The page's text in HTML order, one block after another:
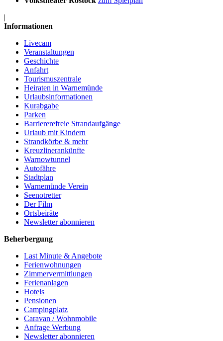
|
Informationen
Livecam
Veranstaltungen
Geschichte
Anfahrt
Tourismuszentrale
Heiraten in Warnemünde
Urlaubsinformationen
Kurabgabe
Parken
Barriererefreie Strandaufgänge
Urlaub mit Kindern
Strandkörbe & mehr
Kreuzlinerankünfte
Warnowtunnel
Autofähre
Stadtplan
Warnemünde Verein
Seenotretter
Der Film
Ortsbeiräte
Newsletter abonnieren
Beherbergung
Last Minute & Angebote
Ferienwohnungen
Zimmervermittlungen
Ferienanlagen
Hotels
Pensionen
Campingplatz
Caravan / Wohnmobile
Anfrage Werbung
Newsletter abonnieren